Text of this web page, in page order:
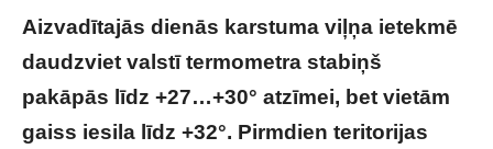
Aizvadītajās dienās karstuma viļņa ietekmē
daudzviet valstī termometra stabiņš
pakāpās līdz +27…+30° atzīmei, bet vietām
gaiss iesila līdz +32°. Pirmdien teritorijas